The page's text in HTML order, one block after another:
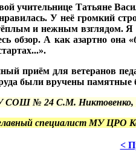
учительнице Татьяне
У неё громкий
и нежным взглядом.
обзор. А как азартно
приём для ветеранов
были вручены памятные
СОШ № 24 С.М. Никтовенко,
специалист МУ ЦРО
<